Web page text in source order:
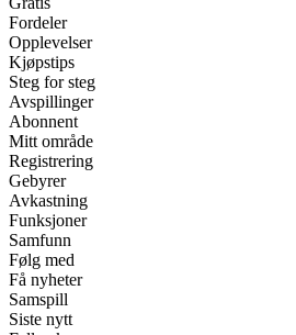
Fordeler
Opplevelser
Kjøpstips
Steg for steg
Avspillinger
Abonnent
Mitt område
Registrering
Gebyrer
Avkastning
Funksjoner
Samfunn
Følg med
Få nyheter
Samspill
Siste nytt